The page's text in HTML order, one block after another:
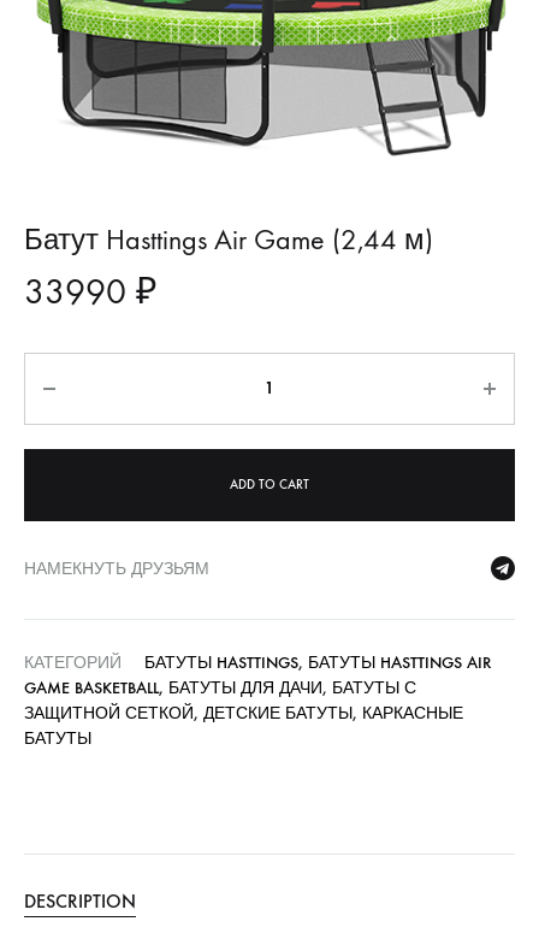
Батут Hasttings Air Game (2,44 м)
33990 ₽
ADD TO CART
НАМЕКНУТЬ ДРУЗЬЯМ
КАТЕГОРИЙ БАТУТЫ HASTTINGS, БАТУТЫ HASTTINGS AIR
GAME BASKETBALL, БАТУТЫ ДЛЯ ДАЧИ, БАТУТЫ С
ЗАЩИТНОЙ СЕТКОЙ, ДЕТСКИЕ БАТУТЫ, КАРКАСНЫЕ
БАТУТЫ
DESCRIPTION